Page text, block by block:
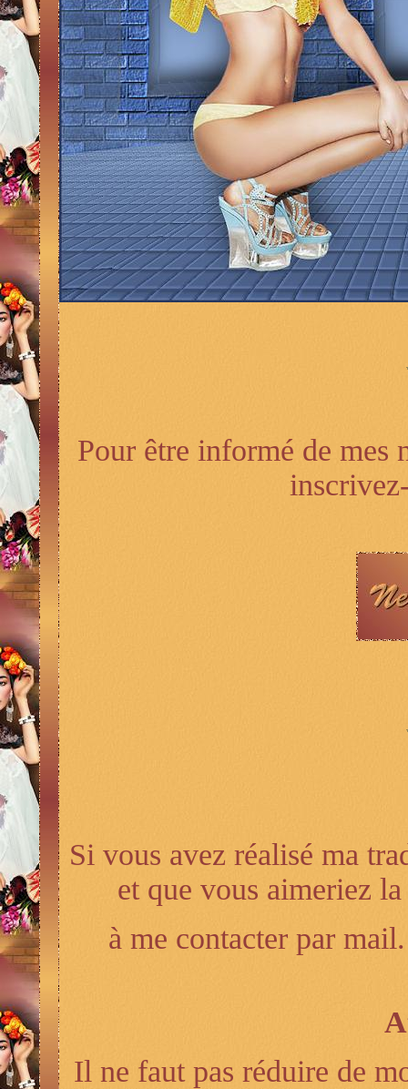
Pour être informé de mes
Si vous avez réalisé ma
et que vous aimeriez
à me contacter par
Il ne faut pas réduire de